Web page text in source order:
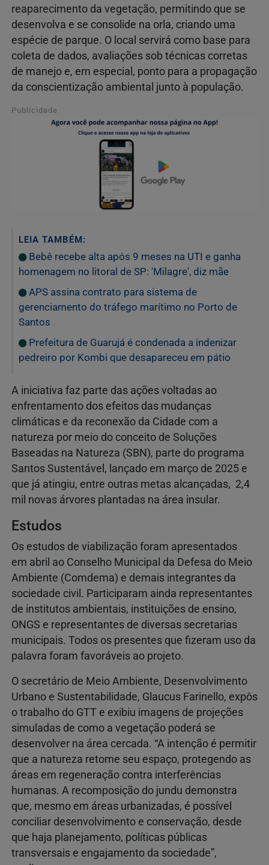
reaparecimento da vegetação, permitindo que se
desenvolva e se consolide na orla, criando uma
espécie de parque. O local servirá como base para
coleta de dados, avaliações sob técnicas corretas
de manejo e, em especial, ponto para a propagação
da conscientização ambiental junto à população.
Publicidade
LEIA TAMBÉM:
Bebê recebe alta após 9 meses na UTI e ganha
homenagem no litoral de SP: 'Milagre', diz mãe
APS assina contrato para sistema de
gerenciamento do tráfego marítimo no Porto de
Santos
Prefeitura de Guarujá é condenada a indenizar
pedreiro por Kombi que desapareceu em pátio
A iniciativa faz parte das ações voltadas ao
enfrentamento dos efeitos das mudanças
climáticas e da reconexão da Cidade com a
natureza por meio do conceito de Soluções
Baseadas na Natureza (SBN), parte do programa
Santos Sustentável, lançado em março de 2025 e
que já atingiu, entre outras metas alcançadas, 2,4
mil novas árvores plantadas na área insular.
Estudos
Os estudos de viabilização foram apresentados
em abril ao Conselho Municipal da Defesa do Meio
Ambiente (Comdema) e demais integrantes da
sociedade civil. Participaram ainda representantes
de institutos ambientais, instituições de ensino,
ONGS e representantes de diversas secretarias
municipais. Todos os presentes que fizeram uso da
palavra foram favoráveis ao projeto.
O secretário de Meio Ambiente, Desenvolvimento
Urbano e Sustentabilidade, Glaucus Farinello, expôs
o trabalho do GTT e exibiu imagens de projeções
simuladas de como a vegetação poderá se
desenvolver na área cercada. “A intenção é permitir
que a natureza retome seu espaço, protegendo as
áreas em regeneração contra interferências
humanas. A recomposição do jundu demonstra
que, mesmo em áreas urbanizadas, é possível
conciliar desenvolvimento e conservação, desde
que haja planejamento, políticas públicas
transversais e engajamento da sociedade”,